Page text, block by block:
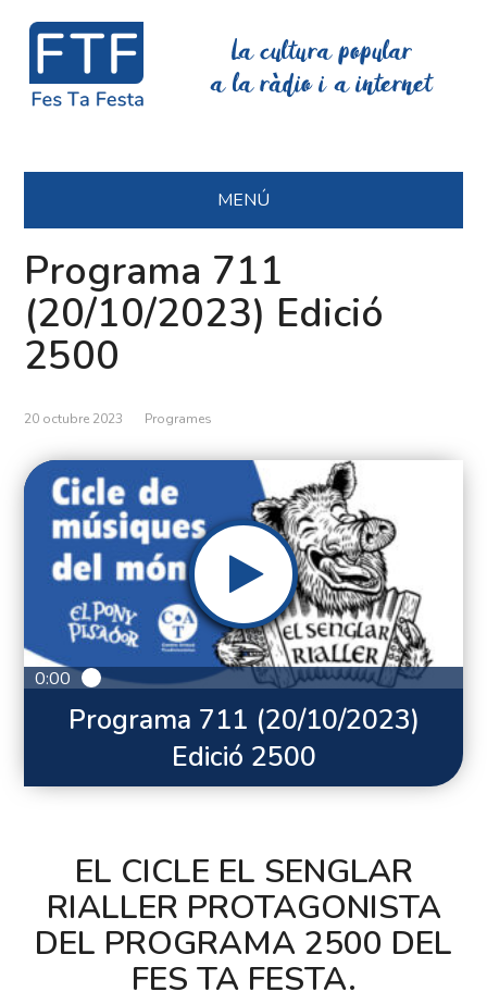
La cultura popular
a la ràdio i a internet
MENÚ
Programa 711
(20/10/2023) Edició
2500
20 octubre 2023 Programes
0:00
Programa 711 (20/10/2023)
Edició 2500
EL CICLE EL SENGLAR
RIALLER PROTAGONISTA
DEL PROGRAMA 2500 DEL
FES TA FESTA.